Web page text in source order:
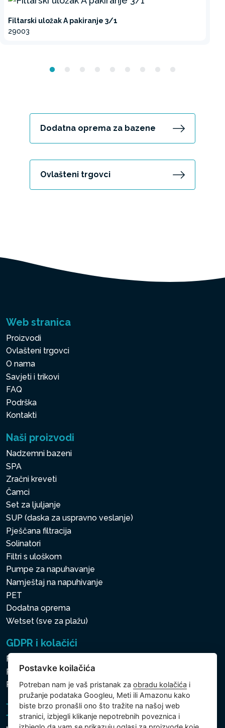
Filtarski uložak A pakiranje 3/1
29003
Dodatna oprema za bazene
Ovlašteni trgovci
Web stranica
Proizvodi
Ovlašteni trgovci
O nama
Savjeti i trikovi
FAQ
Podrška
Kontakti
Naši proizvodi
Nadzemni bazeni
SPA
Zračni kreveti
Čamci
Set za ljuljanje
SUP (daska za uspravno veslanje)
Pješčana filtracija
Solinatori
Filtri s uloškom
Pumpe za napuhavanje
Namještaj na napuhivanje
PET
Dodatna oprema
Wetset (sve za plažu)
GDPR i kolačići
Pravila zaštite osobnih i drugih obrađivanih podataka
Politika kolačića
Postavke koilačića
Postavke koilačića
Potreban nam je vaš pristanak zaobradu kolačića i
pružanje podataka Googleu, Meti ili Amazonu kako
biste brzo pronašli ono što tražite na našoj web
stranici, izbjegli klikanje nepotrebnih poveznica i